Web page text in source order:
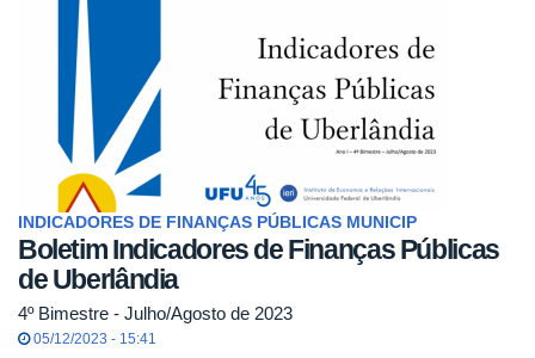
INDICADORES DE FINANÇAS PÚBLICAS MUNICIP
Boletim Indicadores de Finanças Públicas
de Uberlândia
4º Bimestre - Julho/Agosto de 2023
05/12/2023 - 15:41